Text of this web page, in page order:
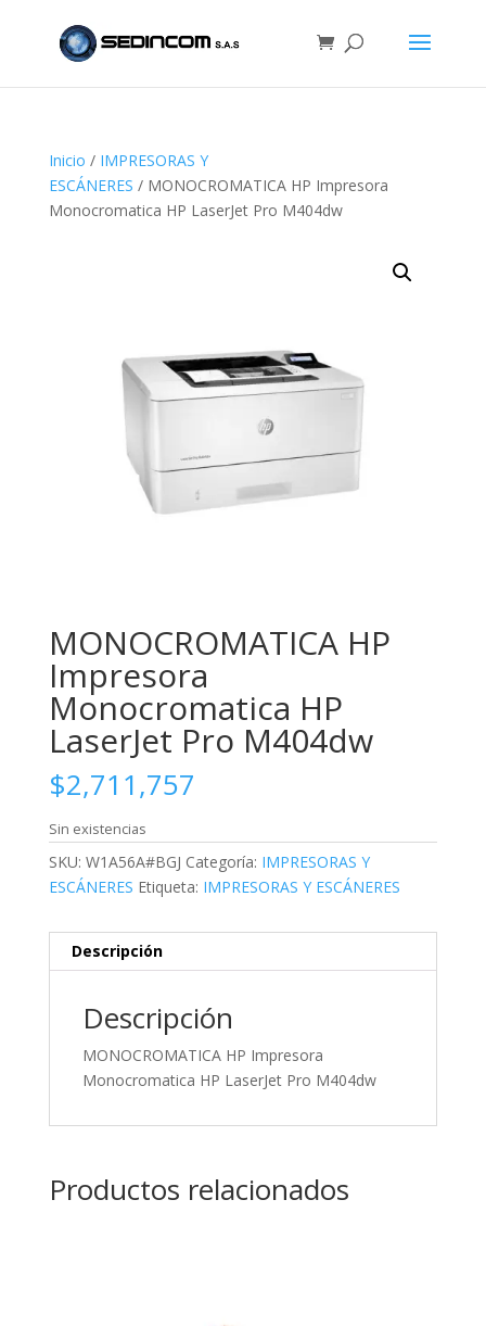
Inicio / IMPRESORAS Y
ESCÁNERES / MONOCROMATICA HP Impresora
Monocromatica HP LaserJet Pro M404dw
MONOCROMATICA HP
Impresora
Monocromatica HP
LaserJet Pro M404dw
$2,711,757
Sin existencias
SKU: W1A56A#BGJ Categoría: IMPRESORAS Y
ESCÁNERES Etiqueta: IMPRESORAS Y ESCÁNERES
Descripción
Descripción
MONOCROMATICA HP Impresora
Monocromatica HP LaserJet Pro M404dw
Productos relacionados